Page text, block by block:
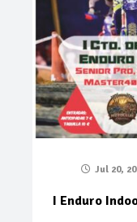
Jul 20,
I Enduro